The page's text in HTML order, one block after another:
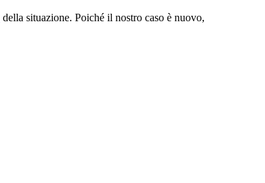
della situazione. Poiché il nostro caso è nuovo,